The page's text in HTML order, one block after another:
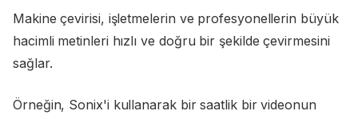
Makine çevirisi, işletmelerin ve profesyonellerin büyük
hacimli metinleri hızlı ve doğru bir şekilde çevirmesini
sağlar.
Örneğin, Sonix'i kullanarak bir saatlik bir videonun